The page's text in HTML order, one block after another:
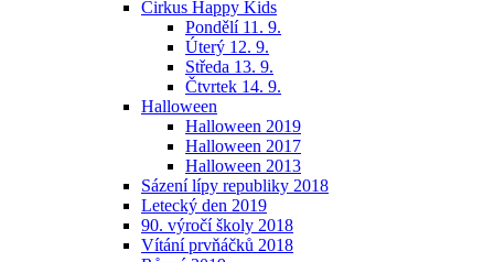
Cirkus Happy Kids
Pondělí 11. 9.
Úterý 12. 9.
Středa 13. 9.
Čtvrtek 14. 9.
Halloween
Halloween 2019
Halloween 2017
Halloween 2013
Sázení lípy republiky 2018
Letecký den 2019
90. výročí školy 2018
Vítání prvňáčků 2018